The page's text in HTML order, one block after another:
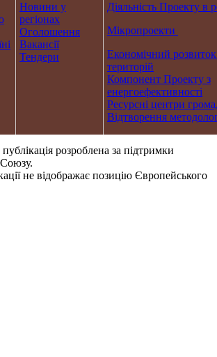
Новини у
регіонах
Оголошення
Вакансії
Тендери
Діяльність Проекту в
Мікропроекти
Економічний розвиток
територій
Компонент Проекту з
енергоефективності
Ресурсні центри
Відтворення
розроблена за підтримки
не відображає позицію Європейського